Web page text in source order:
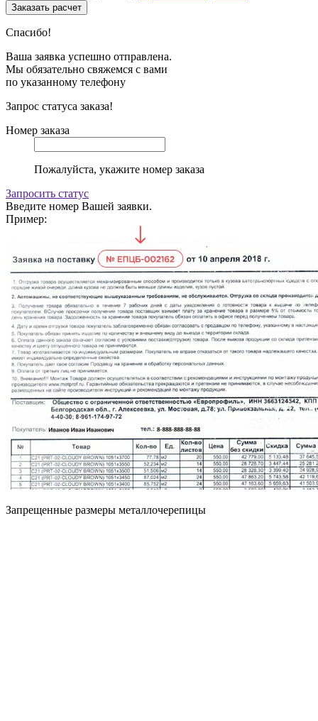
Спасибо!
Ваша заявка успешно отправлена.
Мы обязательно свяжемся с вами
по указанному телефону
Запрос статуса заказа!
Номер заказа
Пожалуйста, укажите номер заказа
Запросить статус
Введите номер Вашей заявки.
Пример:
Запрещенные размеры металлочерепицы